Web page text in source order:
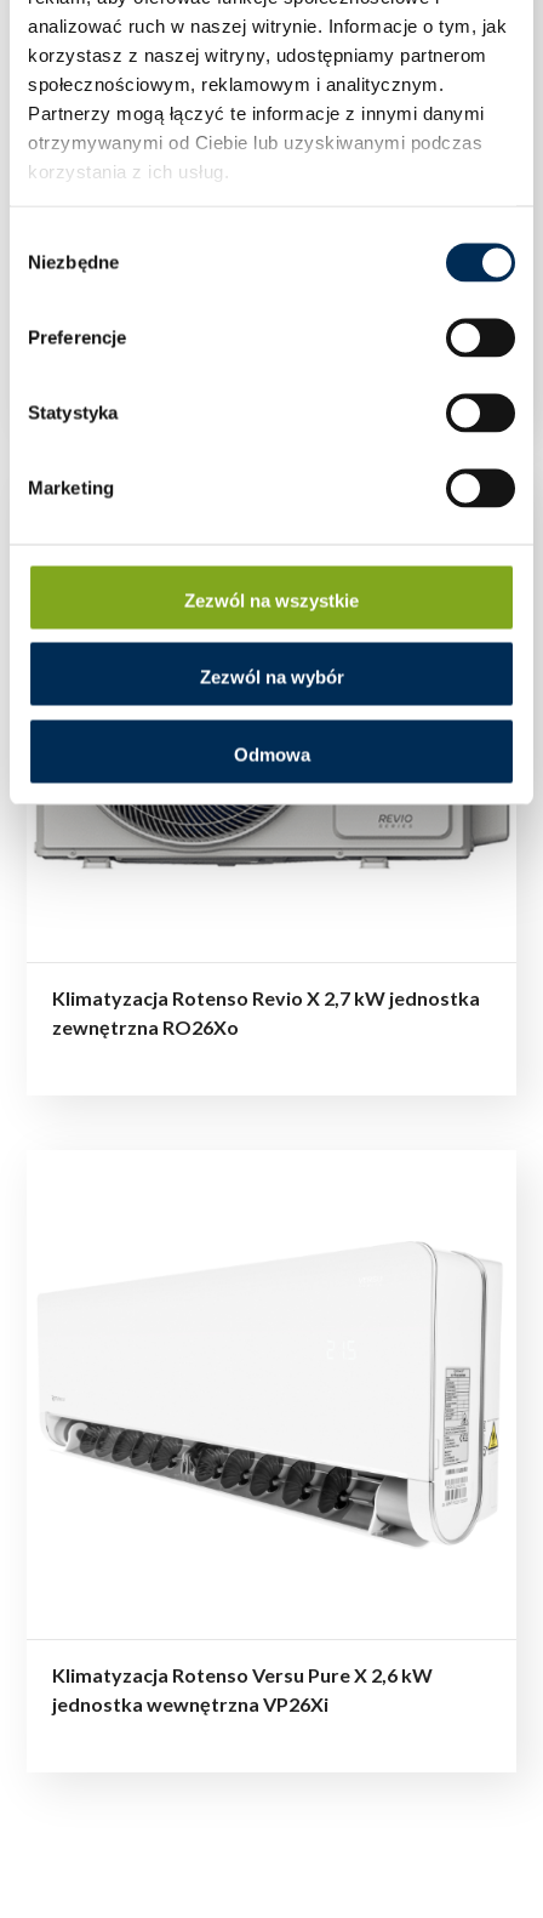
analizować ruch w naszej witrynie. Informacje o tym, jak
korzystasz z naszej witryny, udostępniamy partnerom
społecznościowym, reklamowym i analitycznym.
Partnerzy mogą łączyć te informacje z innymi danymi
otrzymywanymi od Ciebie lub uzyskiwanymi podczas
korzystania z ich usług.
zgody
Niezbędne
Preferencje
Statystyka
Marketing
Zezwól na wszystkie
Zezwól na wybór
Odmowa
Klimatyzacja Rotenso Versu Cloth Caramel X 2,6
kW jednostka wewnętrzna VCC26Xi
Klimatyzacja Rotenso Revio X 2,7 kW jednostka
zewnętrzna RO26Xo
Klimatyzacja Rotenso Versu Pure X 2,6 kW
jednostka wewnętrzna VP26Xi